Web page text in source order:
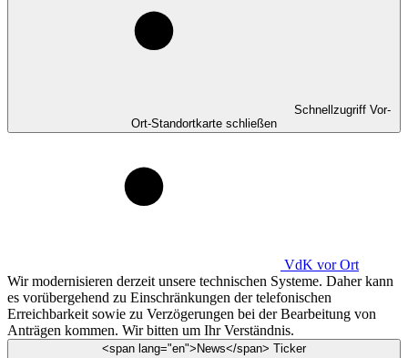
Schnellzugriff Vor-
Ort-Standortkarte schließen
VdK vor Ort
Wir modernisieren derzeit unsere technischen Systeme. Daher kann
es vorübergehend zu Einschränkungen der telefonischen
Erreichbarkeit sowie zu Verzögerungen bei der Bearbeitung von
Anträgen kommen. Wir bitten um Ihr Verständnis.
<span lang="en">News</span> Ticker